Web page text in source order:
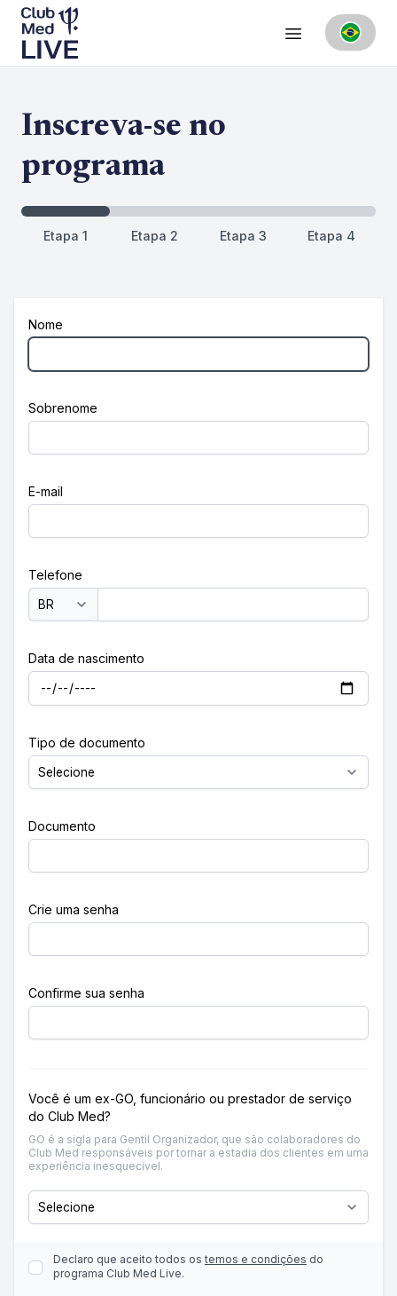
Inscreva-se no
programa
Etapa 1 Etapa 2 Etapa 3 Etapa 4
Nome
Sobrenome
E-mail
Telefone
Data de nascimento
Tipo de documento
Documento
Crie uma senha
Confirme sua senha
Você é um ex-GO, funcionário ou prestador de serviço
do Club Med?
GO é a sigla para Gentil Organizador, que são colaboradores do
Club Med responsáveis por tornar a estadia dos clientes em uma
experiência inesquecível.
Declaro que aceito todos os temos e condições do
programa Club Med Live.